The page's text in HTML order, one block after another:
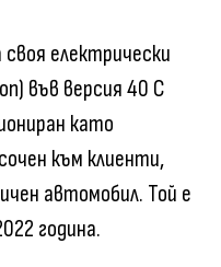
своя електрически
във версия 40 С
като
към клиенти,
автомобил. Той е
година.